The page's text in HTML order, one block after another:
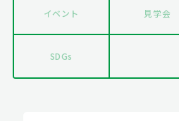
イベント 見学会
SDGs